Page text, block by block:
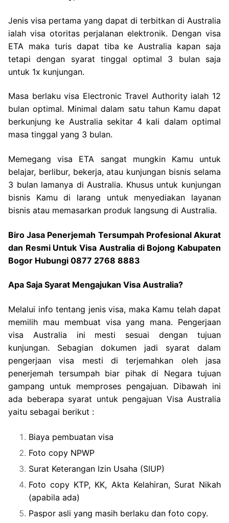
Jenis visa pertama yang dapat di terbitkan di Australia
ialah visa otoritas perjalanan elektronik. Dengan visa
ETA maka turis dapat tiba ke Australia kapan saja
tetapi dengan syarat tinggal optimal 3 bulan saja
untuk 1x kunjungan.
Masa berlaku visa Electronic Travel Authority ialah 12
bulan optimal. Minimal dalam satu tahun Kamu dapat
berkunjung ke Australia sekitar 4 kali dalam optimal
masa tinggal yang 3 bulan.
Memegang visa ETA sangat mungkin Kamu untuk
belajar, berlibur, bekerja, atau kunjungan bisnis selama
3 bulan lamanya di Australia. Khusus untuk kunjungan
bisnis Kamu di larang untuk menyediakan layanan
bisnis atau memasarkan produk langsung di Australia.
Biro Jasa Penerjemah Tersumpah Profesional Akurat
dan Resmi Untuk Visa Australia di Bojong Kabupaten
Bogor Hubungi 0877 2768 8883
Apa Saja Syarat Mengajukan Visa Australia?
Melalui info tentang jenis visa, maka Kamu telah dapat
memilih mau membuat visa yang mana. Pengerjaan
visa Australia ini mesti sesuai dengan tujuan
kunjungan. Sebagian dokumen jadi syarat dalam
pengerjaan visa mesti di terjemahkan oleh jasa
penerjemah tersumpah biar pihak di Negara tujuan
gampang untuk memproses pengajuan. Dibawah ini
ada beberapa syarat untuk pengajuan Visa Australia
yaitu sebagai berikut :
Biaya pembuatan visa
Foto copy NPWP
Surat Keterangan Izin Usaha (SIUP)
Foto copy KTP, KK, Akta Kelahiran, Surat Nikah
(apabila ada)
Paspor asli yang masih berlaku dan foto copy.